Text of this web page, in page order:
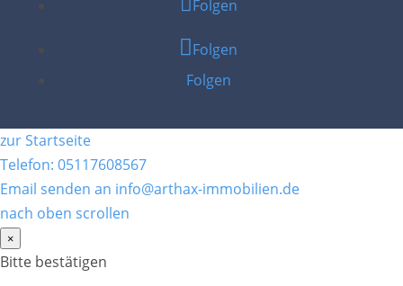
Folgen
Folgen
Folgen
zur Startseite
Telefon: 05117608567
Email senden an info@arthax-immobilien.de
nach oben scrollen
×
Bitte bestätigen